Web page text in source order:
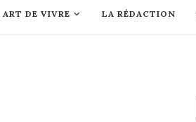
ART DE VIVRE LA RÉDACTION